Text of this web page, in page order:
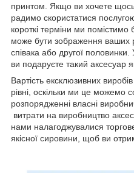
принтом. Якщо ви хочете
радимо скористатися
короткі терміни ми
може бути зображення ваших
співака або другої
ви подаруєте такий аксесуар
Вартість ексклюзивних
рівні, оскільки ми це можемо
розпорядженні власні
витрати на виробництво
нами налагоджувалися
якісної сировини, щоб ви